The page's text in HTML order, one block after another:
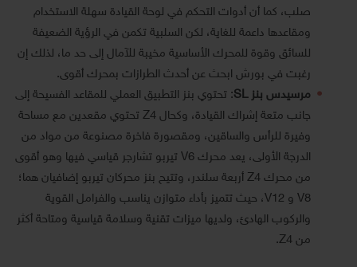
صلب، كما أن أدوات التحكم في لوحة القيادة سهلة الاستخدام
ومقاعدها داعمة للغاية، لكن السلبية تكمن في الرؤية الضعيفة
للسائق وقوة للمحرك الأساسية مخيبة للآمال إلى حد ما، لذلك إن
رغبت في بورش ابحث عن أحدث الطرازات بمحرك أقوى.
مرسيدس بنز SL
: تحتوي بنز التطبيق العملي للمقاعد الفسيحة إلى
جانب متعة إشراك القيادة، وكحال Z4 تحتوي مقعدين مع مساحة
وفيرة للرأس والساقين، ومقصورة فاخرة مصنوعة من مواد من
الدرجة الأولى، يعد محرك V6 تيربو تشارجر قياسي فيها وهو أقوى
من محرك Z4 أربعة سلندر، وتتيح بنز محركان تيربو إضافيان هما؛
V8 و V12، حيث تتميز بأداء متوازن يناسب والفرامل القوية
والركوب الهادئ، ولديها ميزات تقنية وسلامة قياسية ومتاحة أكثر
من Z4.